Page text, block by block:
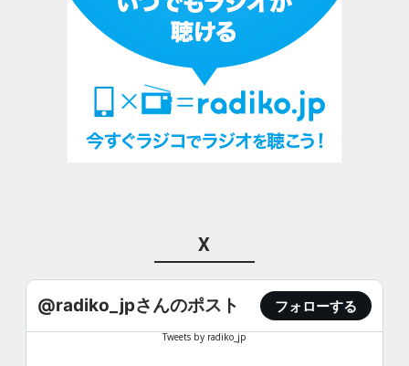
X
@radiko_jpさんのポスト フォローする
Tweets by radiko_jp